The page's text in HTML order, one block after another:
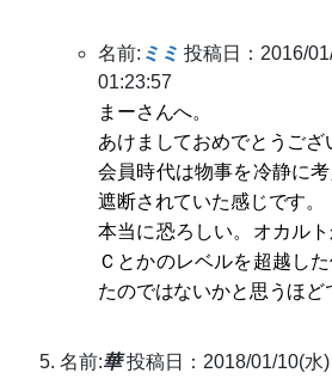
名前: ミミ 投稿日：2016/
01:23:57
まーさんへ。
あけましておめでとうござ
会員時代は物事を冷静に
遮断されていた感じです。
本当に恐ろしい。オカル
Ｃとかのレベルを超越し
たのではないかと思うほど
名前:華 投稿日：2018/01/10(水